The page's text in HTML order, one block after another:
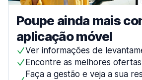
159 ofertas especiais em 1 localização
Lisboa
1743 ofertas especiais em 19 localizações
Aeroporto de Lisboa
desde 7,08 € por dia
Poupe ainda mais
aplicação móvel
Ver informações de
Encontre as melhores
Faça a gestão e veja a sua